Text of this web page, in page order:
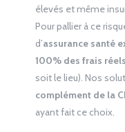
élevés et même
Pour pallier à ce
d’assurance santé
100% des frais réels
soit le lieu). Nos
complément de la
ayant fait ce choix.